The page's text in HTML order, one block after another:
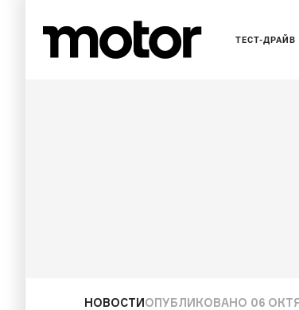
ТЕСТ-ДРАЙВ
НОВОСТИОПУБЛИКОВАНО 06